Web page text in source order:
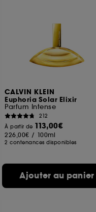
CALVIN KLEIN
Euphoria Solar Elixir
Parfum Intense
212
À partir de 113,00€
226,00€ / 100ml
2 contenances disponibles
Ajouter au panier